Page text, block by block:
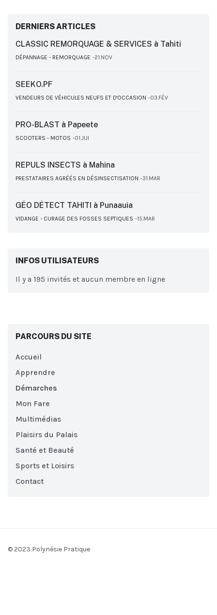
DERNIERS ARTICLES
CLASSIC REMORQUAGE & SERVICES à Tahiti
DÉPANNAGE - REMORQUAGE 21.NOV
SEEKO.PF
VENDEURS DE VÉHICULES NEUFS ET D'OCCASION 03.FÉV
PRO-BLAST à Papeete
SCOOTERS - MOTOS 01.JUI
REPULS INSECTS à Mahina
PRESTATAIRES AGRÉÉS EN DÉSINSECTISATION 31.MAR
GÉO DÉTECT TAHITI à Punaauia
VIDANGE - CURAGE DES FOSSES SEPTIQUES 15.MAR
INFOS UTILISATEURS
Il y a 195 invités et aucun membre en ligne
PARCOURS DU SITE
Accueil
Apprendre
Démarches
Mon Fare
Multimédias
Plaisirs du Palais
Santé et Beauté
Sports et Loisirs
Contact
© 2023 Polynésie Pratique